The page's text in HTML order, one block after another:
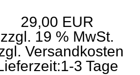
29,00 EUR
zzgl. 19 % MwSt.
Versandkosten
1-3 Tage